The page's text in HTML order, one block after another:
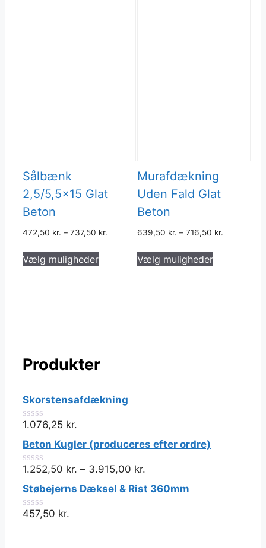
Sålbænk
2,5/5,5×15 Glat
Beton
472,50 kr. – 737,50 kr.
Vælg muligheder
Dette
vare
på
Murafdækning
Uden Fald Glat
Beton
639,50 kr. –716,50 kr.
Vælg muligheder
Dette
vare
Produkter
Skorstensafdækning
0
ud
af
5
1.076,25 kr.
Beton Kugler (produceres efter ordre)
0
ud
af
5
1.252,50 kr. – 3.915,00 kr.
Støbejerns Dæksel & Rist 360mm
0
457,50 kr.